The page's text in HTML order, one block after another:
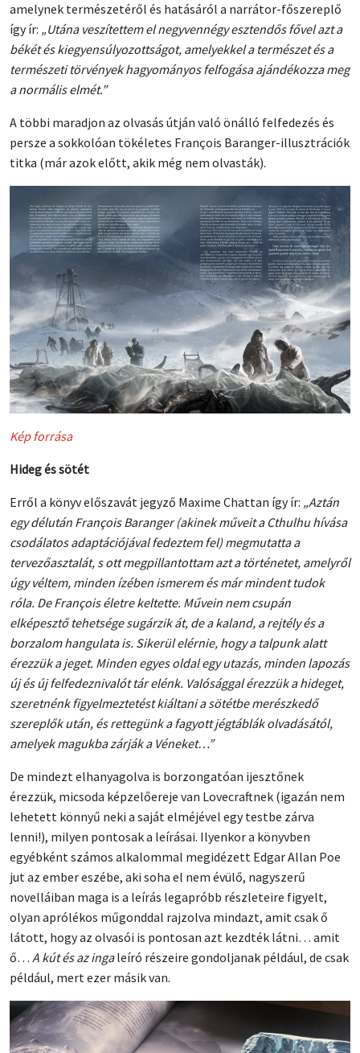
amelynek természetéről és hatásáról a narrátor-főszereplő
így ír: „Utána veszítettem el negyvennégy esztendős fővel azt a
békét és kiegyensúlyozottságot, amelyekkel a természet és a
természeti törvények hagyományos felfogása ajándékozza meg
a normális elmét.”
A többi maradjon az olvasás útján való önálló felfedezés és
persze a sokkolóan tökéletes François Baranger-illusztrációk
titka (már azok előtt, akik még nem olvasták).
Kép forrása
Hideg és sötét
Erről a könyv előszavát jegyző Maxime Chattan így ír: „Aztán
egy délután François Baranger (akinek műveit a Cthulhu hívása
csodálatos adaptációjával fedeztem fel) megmutatta a
tervezőasztalát, s ott megpillantottam azt a történetet, amelyről
úgy véltem, minden ízében ismerem és már mindent tudok
róla. De François életre keltette. Művein nem csupán
elképesztő tehetsége sugárzik át, de a kaland, a rejtély és a
borzalom hangulata is. Sikerül elérnie, hogy a talpunk alatt
érezzük a jeget. Minden egyes oldal egy utazás, minden lapozás
új és új felfedeznivalót tár elénk. Valósággal érezzük a hideget,
szeretnénk figyelmeztetést kiáltani a sötétbe merészkedő
szereplők után, és rettegünk a fagyott jégtáblák olvadásától,
amelyek magukba zárják a Véneket…”
De mindezt elhanyagolva is borzongatóan ijesztőnek
érezzük, micsoda képzelőereje van Lovecraftnek (igazán nem
lehetett könnyű neki a saját elméjével egy testbe zárva
lenni!), milyen pontosak a leírásai. Ilyenkor a könyvben
egyébként számos alkalommal megidézett Edgar Allan Poe
jut az ember eszébe, aki soha el nem évülő, nagyszerű
novelláiban maga is a leírás legapróbb részleteire figyelt,
olyan aprólékos műgonddal rajzolva mindazt, amit csak ő
látott, hogy az olvasói is pontosan azt kezdték látni… amit
ő… A kút és az ingaleíró részeire gondoljanak például, de csak
például, mert ezer másik van.